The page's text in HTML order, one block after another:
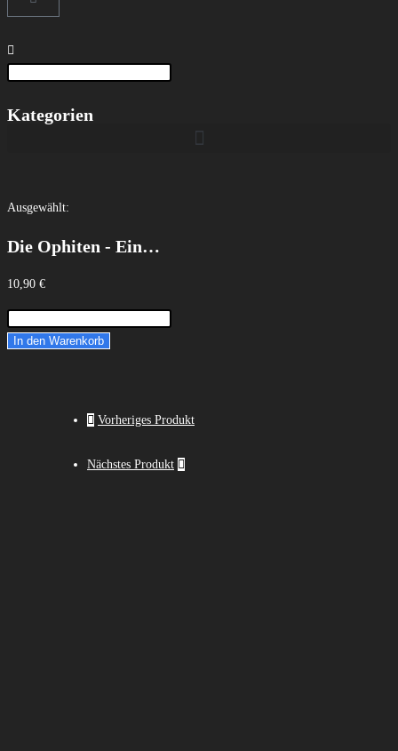
Kategorien
Ausgewählt:
Die Ophiten - Ein…
10,90 €
In den Warenkorb
Vorheriges Produkt
Nächstes Produkt